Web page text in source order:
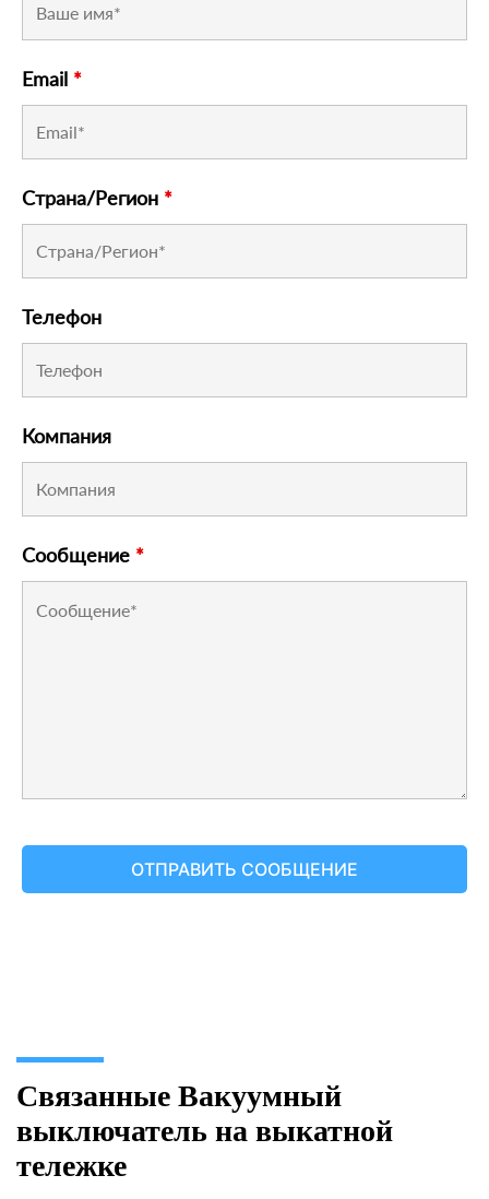
Email *
Страна/Регион *
Телефон
Компания
Сообщение *
Связанные Вакуумный
выключатель на выкатной
тележке